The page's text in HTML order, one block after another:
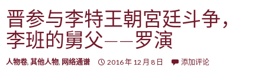
晋参与李特王朝宮廷斗争，
李班的舅父——罗演
人物卷, 其他人物, 网络通谱 2016 年 12 月 8 日 添加评论